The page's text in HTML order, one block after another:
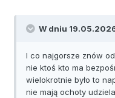
W dniu
I co najgorsze znów
nie ktoś kto ma
wielokrotnie było to
nie mają ochoty